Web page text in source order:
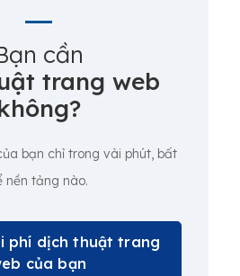
cần
trang web
bạn chỉ trong vài phút, bất
nền tảng nào.
phí dịch thuật trang
của bạn